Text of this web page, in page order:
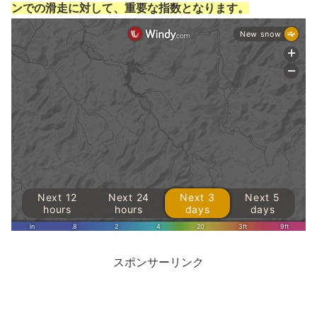
ンでの滑走に対して、重要な指数となります。
スポンサーリンク